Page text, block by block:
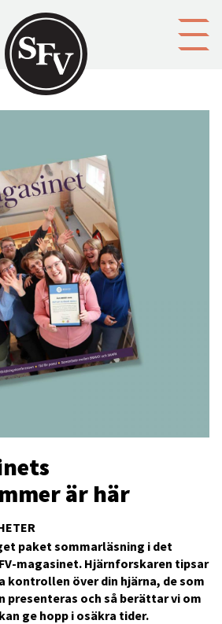
är här
paket sommarläsning i det
magasinet. Hjärnforskaren tipsar
kontrollen över din hjärna, de som
presenteras och så berättar vi om
ge hopp i osäkra tider.